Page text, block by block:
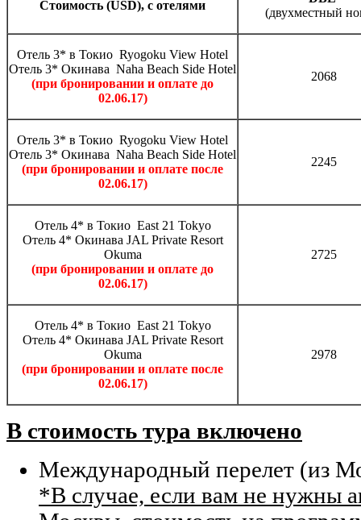
Cтоимость (USD), с отелями
(двухместный
Отель 3* в Токио Ryogoku View Hotel
Отель 3* Окинава Naha Beach Side Hotel
(при бронировании и оплате до
02.06.17)
2068
Отель 3* в Токио Ryogoku View Hotel
Отель 3* Окинава Naha Beach Side Hotel
(при бронировании и оплате после
02.06.17)
2245
Отель 4* в Токио East 21 Tokyo
Отель 4* Окинава JAL Private Resort
Okuma
(при бронировании и оплате до
02.06.17)
2725
Отель 4* в Токио East 21 Tokyo
Отель 4* Окинава JAL Private Resort
Okuma
(при бронировании и оплате после
02.06.17)
2978
В стоимость тура включено
Международный перелет (из
*В случае, если вам не нужны